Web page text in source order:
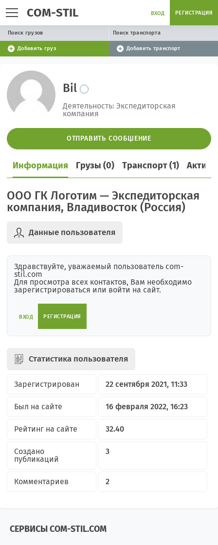
COM-STIL ВХОД РЕГИСТРАЦИЯ
Поиск грузов Поиск транспорта
Добавить груз Добавить транспорт
Bil
Деятельность: Экспедиторская
компания
ОТПРАВИТЬ СООБЩЕНИЕ
Информация Грузы (0) Транспорт (1)
ООО ГК Логотим — Экспедиторская
компания, Владивосток (Россия)
Данные пользователя
Здравствуйте, уважаемый пользователь com-
stil.com
Для просмотра всех контактов, Вам необходимо
зарегистрироваться или войти на сайт.
ВХОД РЕГИСТРАЦИЯ
Статистика пользователя
Зарегистрирован 22 сентября 2021, 11:33
Был на сайте 16 февраля 2022, 16:23
Рейтинг на сайте 32.40
Создано
публикаций
3
Комментариев 2
СЕРВИСЫ COM-STIL.COM